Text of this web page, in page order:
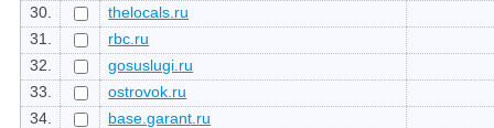
30.
thelocals.ru
31.
rbc.ru
32.
gosuslugi.ru
33.
ostrovok.ru
34.
base.garant.ru